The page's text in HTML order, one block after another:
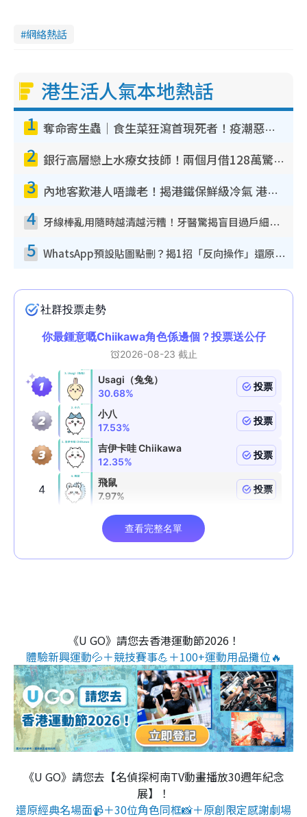
網絡熱話
港生活人氣本地熱話
1 奪命寄生蟲｜食生菜狂瀉首現死者！疫潮惡化錄1.8萬宗病例 揭洗菜3大謬誤
2 銀行高層戀上水療女技師！兩個月借128萬驚覺「沉船」沉落火海 揭背後疑似邪教操控賣淫
3 內地客歎港人唔識老！揭港鐵保鮮級冷氣 港人求放過：咪投訴
4 牙線棒亂用隨時越清越污糟！牙醫驚揭盲目過戶細菌恐致蛀牙：呢種先係日常真保養
5 WhatsApp預設貼圖點刪？揭1招「反向操作」還原簡潔介面 附3步實測教學
《U GO》請您去香港運動節2026！
體驗新興運動💦＋競技賽事💪＋100+運動用品攤位🔥
《U GO》請您去【名偵探柯南TV動畫播放30週年紀念
展】！
還原經典名場面📹＋30位角色同框📸＋原創限定感謝劇場